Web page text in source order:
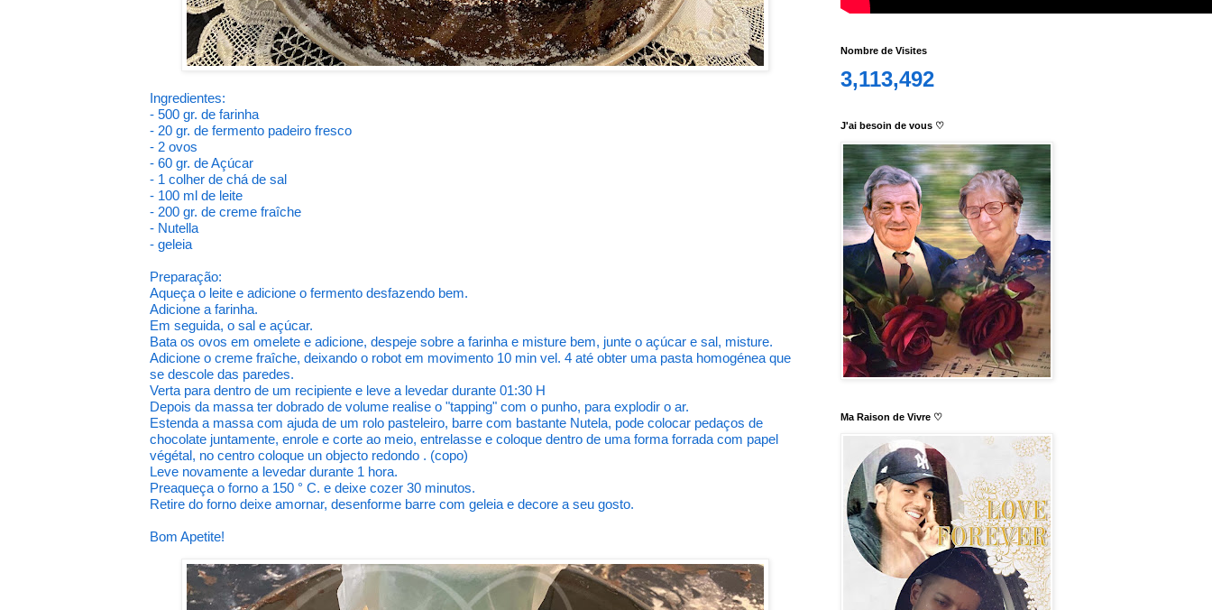
Ingredientes:
- 500 gr. de farinha
- 20 gr. de fermento padeiro fresco
- 2 ovos
- 60 gr. de Açúcar
- 1 colher de chá de sal
- 100 ml de leite
- 200 gr. de creme fraîche
- Nutella
- geleia
Preparação:
Aqueça o leite e adicione o fermento desfazendo bem.
Adicione a farinha.
Em seguida, o sal e açúcar.
Bata os ovos em omelete e adicione, despeje sobre a farinha e misture bem, junte o açúcar e sal, misture.
Adicione o creme fraîche, deixando o robot em movimento 10 min vel. 4 até obter uma pasta homogénea que
se descole das paredes.
Verta para dentro de um recipiente e leve a levedar durante 01:30 H
Depois da massa ter dobrado de volume realise o "tapping" com o punho, para explodir o ar.
Estenda a massa com ajuda de um rolo pasteleiro, barre com bastante Nutela, pode colocar pedaços de
chocolate juntamente, enrole e corte ao meio, entrelasse e coloque dentro de uma forma forrada com papel
végétal, no centro coloque un objecto redondo . (copo)
Leve novamente a levedar durante 1 hora.
Preaqueça o forno a 150 ° C. e deixe cozer 30 minutos.
Retire do forno deixe amornar, desenforme barre com geleia e decore a seu gosto.
Bom Apetite!
Nombre de Visites
3,113,492
J'ai besoin de vous ♡
Ma Raison de Vivre ♡